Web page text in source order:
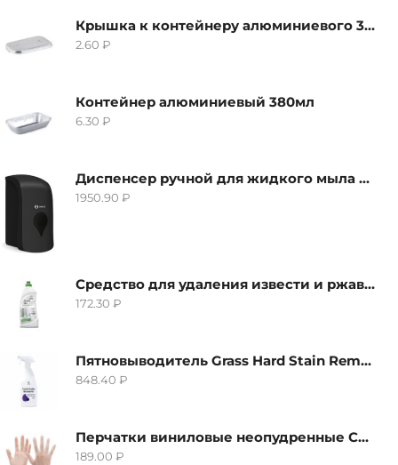
Крышка к контейнеру алюминиевого 380мл
2.60 ₽
Контейнер алюминиевый 380мл
6.30 ₽
Диспенсер ручной для жидкого мыла Grass IT-0638, черный
1950.90 ₽
Средство для удаления извести и ржавчины Grass Gloss-Gel, 500мл
172.30 ₽
Пятновыводитель Grass Hard Stain Remover, 600мл
848.40 ₽
Перчатки виниловые неопудренные CTP-BS, размер S
189.00 ₽